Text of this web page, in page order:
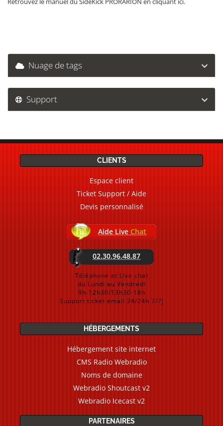
Nuage de tags
Support
CLIENTS
Espace client
Ticket Support / Aide
Devis personnalisé
Aide Live Chat
02.30.96.48.87
Téléphone et Live chat
du Lundi au Vendredi
9h-12h30/13h30-18h
Support ticket email 24/24h 7/7j
HÉBERGEMENTS
Hébergement site internet
CMS Radio Webradio
Noms de domaine
Webradio Shoutcast v2
Webradio Icecast v2
PARTENAIRES